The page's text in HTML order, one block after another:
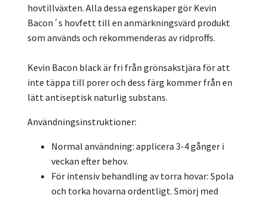
hovtillväxten. Alla dessa egenskaper gör Kevin
Bacon´s hovfett till en anmärkningsvärd produkt
som används och rekommenderas av ridproffs.
Kevin Bacon black är fri från grönsakstjära för att
inte täppa till porer och dess färg kommer från en
lätt antiseptisk naturlig substans.
Användningsinstruktioner:
Normal användning: applicera 3-4 gånger i
veckan efter behov.
För intensiv behandling av torra hovar: Spola
och torka hovarna ordentligt. Smörj med